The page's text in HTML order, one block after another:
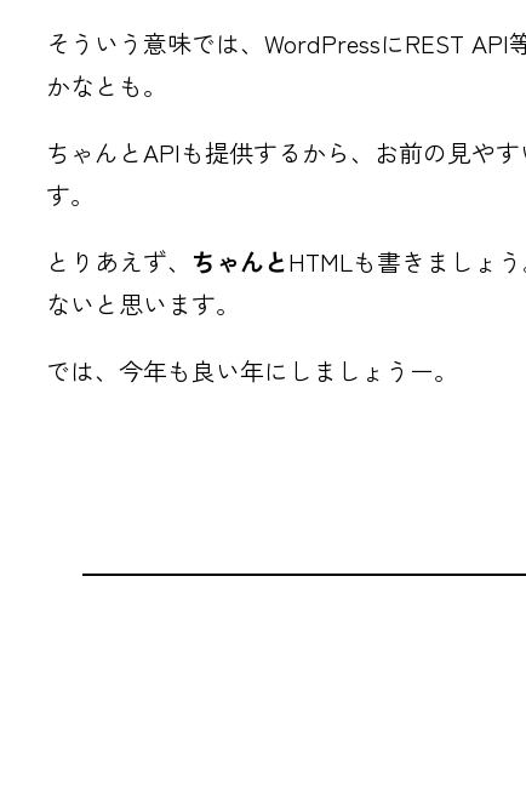
そういう意味では、WordPressにREST
かなとも。
ちゃんとAPIも提供するから、お前の見や
す。
とりあえず、 ちゃんとHTMLも書きましょ
ないと思います。
では、今年も良い年にしましょうー。